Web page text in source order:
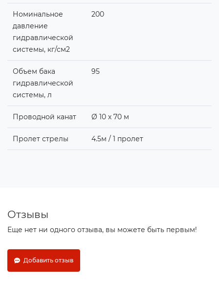
Номинальное
давление
гидравлической
системы, кг/см2
200
Объем бака
гидравлической
системы, л
95
Проводной канат Ø 10 х 70 м
Пролет стрелы 4.5м / 1 пролет
Отзывы
Еще нет ни одного отзыва, вы можете быть первым!
Добавить отзыв